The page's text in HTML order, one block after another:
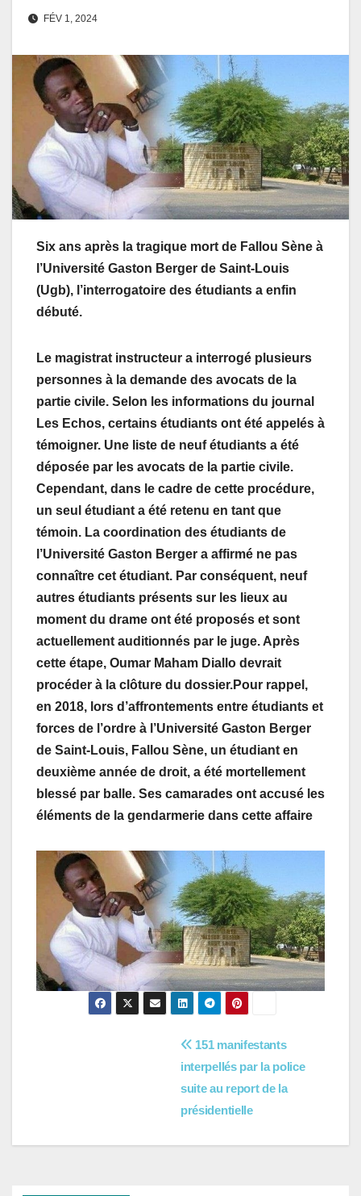
FÉV 1, 2024
Six ans après la tragique mort de Fallou Sène à
l’Université Gaston Berger de Saint-Louis
(Ugb), l’interrogatoire des étudiants a enfin
débuté.
Le magistrat instructeur a interrogé plusieurs
personnes à la demande des avocats de la
partie civile. Selon les informations du journal
Les Echos, certains étudiants ont été appelés à
témoigner. Une liste de neuf étudiants a été
déposée par les avocats de la partie civile.
Cependant, dans le cadre de cette procédure,
un seul étudiant a été retenu en tant que
témoin. La coordination des étudiants de
l’Université Gaston Berger a affirmé ne pas
connaître cet étudiant. Par conséquent, neuf
autres étudiants présents sur les lieux au
moment du drame ont été proposés et sont
actuellement auditionnés par le juge. Après
cette étape, Oumar Maham Diallo devrait
procéder à la clôture du dossier.Pour rappel,
en 2018, lors d’affrontements entre étudiants et
forces de l’ordre à l’Université Gaston Berger
de Saint-Louis, Fallou Sène, un étudiant en
deuxième année de droit, a été mortellement
blessé par balle. Ses camarades ont accusé les
éléments de la gendarmerie dans cette affaire
151 manifestants
interpellés par la police
suite au report de la
présidentielle